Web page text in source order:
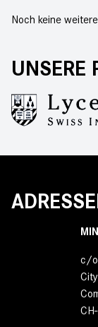
Noch keine
UNSERE
c/o